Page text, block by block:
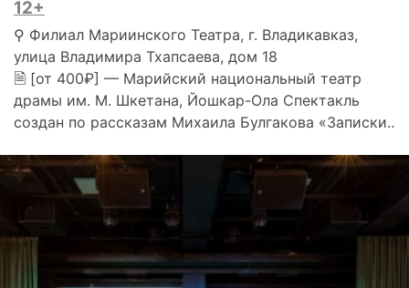
12+
⚲ Филиал Мариинского Театра, г. Владикавказ,
улица Владимира Тхапсаева, дом 18
🗎 [от 400₽] — Марийский национальный театр
драмы им. М. Шкетана, Йошкар-Ола Спектакль
создан по рассказам Михаила Булгакова «Записки..